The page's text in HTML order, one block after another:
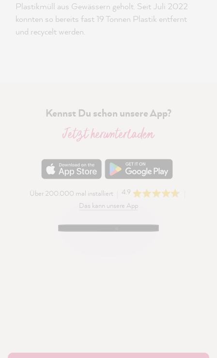
Plastikmüll aus Gewässern geholt. Seit Juli 2022
konnten so bereits fast 19 Tonnen Plastik entfernt
und recycelt werden.
Kennst Du schon unsere App?
Jetzt herunterladen
Über 200.000 mal installiert
4.9
Das kann unsere App